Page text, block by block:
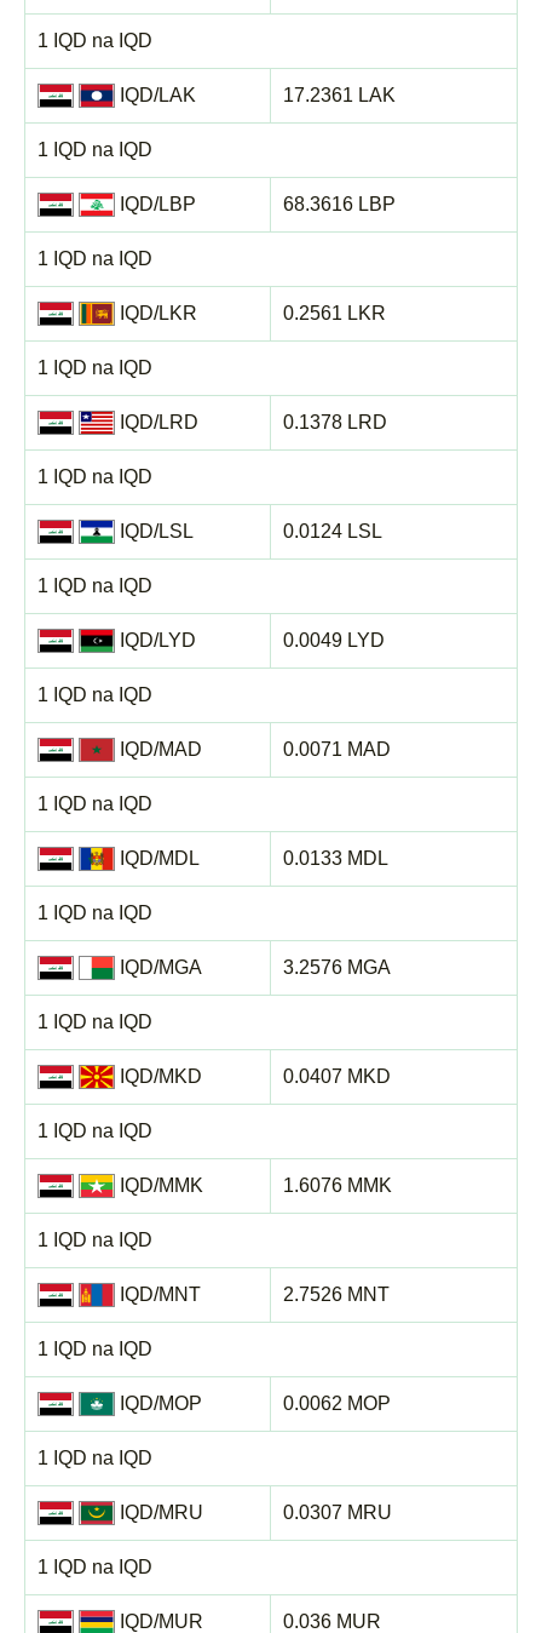
1 IQD na IQD
IQD/LAK
1 IQD na IQD
17.2361 LAK
IQD/LBP
1 IQD na IQD
68.3616 LBP
IQD/LKR
1 IQD na IQD
0.2561 LKR
IQD/LRD
1 IQD na IQD
0.1378 LRD
IQD/LSL
1 IQD na IQD
0.0124 LSL
IQD/LYD
1 IQD na IQD
0.0049 LYD
IQD/MAD
1 IQD na IQD
0.0071 MAD
IQD/MDL
1 IQD na IQD
0.0133 MDL
IQD/MGA
1 IQD na IQD
3.2576 MGA
IQD/MKD
1 IQD na IQD
0.0407 MKD
IQD/MMK
1 IQD na IQD
1.6076 MMK
IQD/MNT
1 IQD na IQD
2.7526 MNT
IQD/MOP
1 IQD na IQD
0.0062 MOP
IQD/MRU
1 IQD na IQD
0.0307 MRU
IQD/MUR 0.036 MUR